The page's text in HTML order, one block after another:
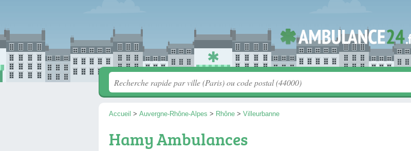
Accueil > Auvergne-Rhône-Alpes > Rhône > Villeurbanne
Hamy Ambulances